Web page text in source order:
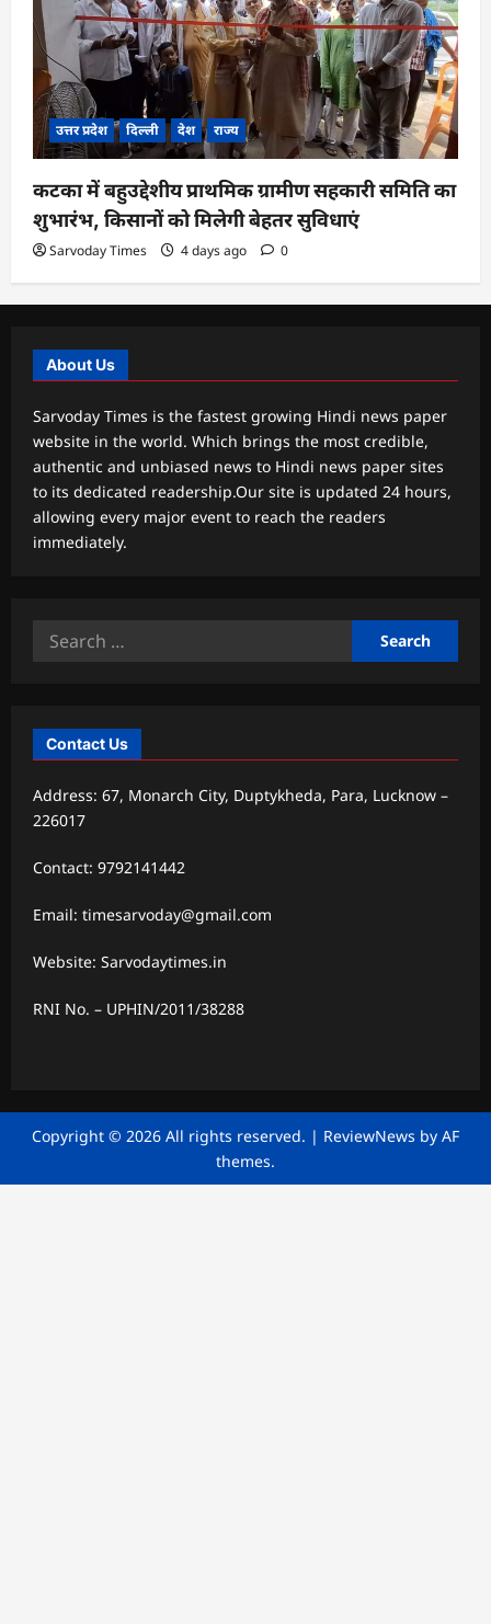
उत्तर प्रदेश दिल्ली देश राज्य
कटका में बहुउद्देशीय प्राथमिक ग्रामीण सहकारी समिति का
शुभारंभ, किसानों को मिलेगी बेहतर सुविधाएं
Sarvoday Times 4 days ago 0
About Us
Sarvoday Times is the fastest growing Hindi news paper
website in the world. Which brings the most credible,
authentic and unbiased news to Hindi news paper sites
to its dedicated readership.Our site is updated 24 hours,
allowing every major event to reach the readers
immediately.
Search
Contact Us
Address: 67, Monarch City, Duptykheda, Para, Lucknow –
226017
Contact: 9792141442
Email: timesarvoday@gmail.com
Website: Sarvodaytimes.in
RNI No. – UPHIN/2011/38288
Copyright © 2026 All rights reserved. | ReviewNews by AF
themes.